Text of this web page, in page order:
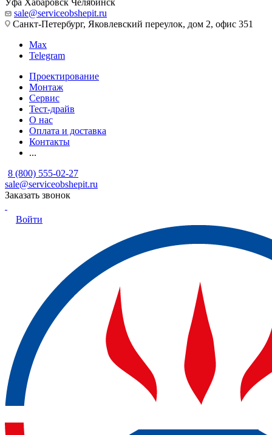
Уфа Хабаровск Челябинск
sale@serviceobshepit.ru
Санкт-Петербург, Яковлевский переулок, дом 2, офис 351
Max
Telegram
Проектирование
Монтаж
Сервис
Тест-драйв
О нас
Оплата и доставка
Контакты
...
8 (800) 555-02-27
sale@serviceobshepit.ru
Заказать звонок
Войти